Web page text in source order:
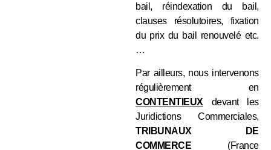
bail, réindexation du bail,
clauses résolutoires, fixation
du prix du bail renouvelé etc.
…
Par ailleurs, nous intervenons
régulièrement en
CONTENTIEUX
devant les
Juridictions Commerciales,
TRIBUNAUX DE
COMMERCE (France